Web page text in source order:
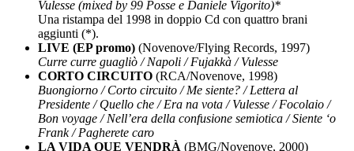
Vulesse (mixed by 99 Posse e Daniele Vigorito)*
Una ristampa del 1998 in doppio Cd con quattro brani
aggiunti (*).
LIVE (EP promo) (Novenove/Flying Records, 1997)
Curre curre guagliò / Napoli / Fujakkà / Vulesse
CORTO CIRCUITO (RCA/Novenove, 1998)
Buongiorno / Corto circuito / Me siente? / Lettera al
Presidente / Quello che / Era na vota / Vulesse / Focolaio /
Bon voyage / Nell’era della confusione semiotica / Siente ‘o
Frank / Pagherete caro
LA VIDA QUE VENDRÀ (BMG/Novenove, 2000)